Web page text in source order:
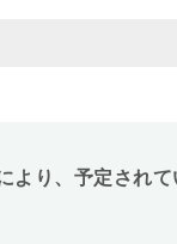
より、予定され